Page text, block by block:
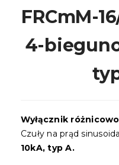
FRCmM-
4-
Wyłącznik
Czuły na prąd
10kA, typ A.